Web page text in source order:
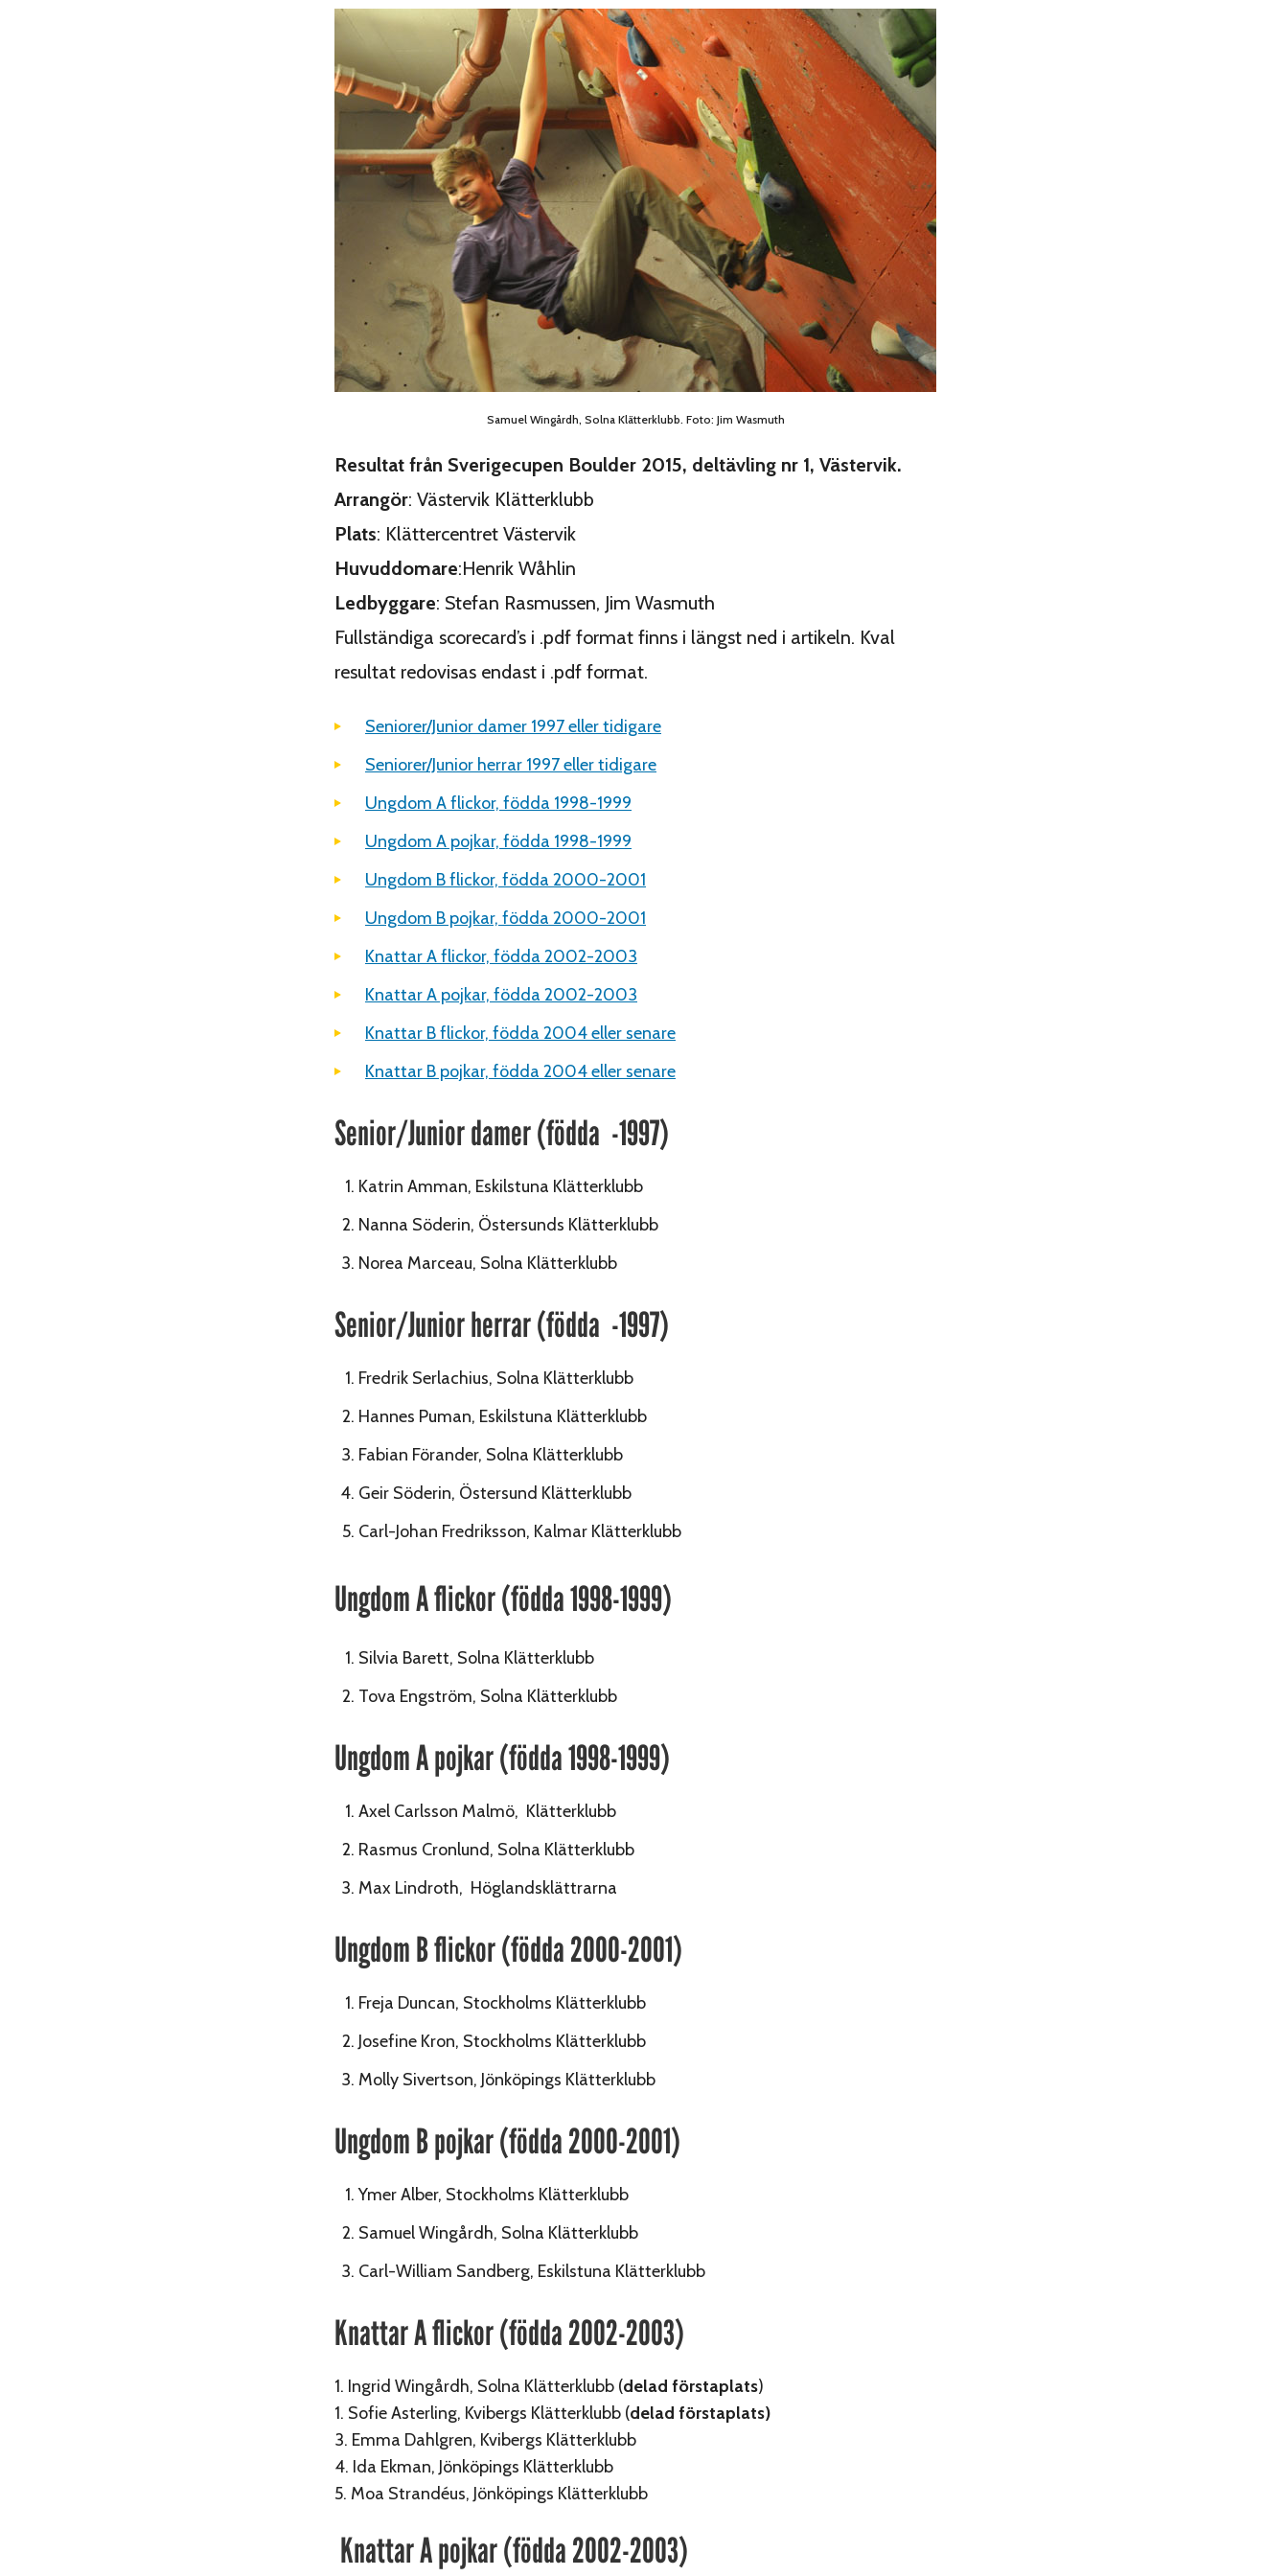
Samuel Wingårdh, Solna Klätterklubb. Foto: Jim Wasmuth
Resultat från Sverigecupen Boulder 2015, deltävling nr 1, Västervik.
Arrangör: Västervik Klätterklubb
Plats: Klättercentret Västervik
Huvuddomare:Henrik Wåhlin
Ledbyggare: Stefan Rasmussen, Jim Wasmuth
Fullständiga scorecard’s i .pdf format finns i längst ned i artikeln. Kval
resultat redovisas endast i .pdf format.
Seniorer/Junior damer 1997 eller tidigare
Seniorer/Junior herrar 1997 eller tidigare
Ungdom A flickor, födda 1998-1999
Ungdom A pojkar, födda 1998-1999
Ungdom B flickor, födda 2000-2001
Ungdom B pojkar, födda 2000-2001
Knattar A flickor, födda 2002-2003
Knattar A pojkar, födda 2002-2003
Knattar B flickor, födda 2004 eller senare
Knattar B pojkar, födda 2004 eller senare
Senior/Junior damer (födda -1997)
Katrin Amman, Eskilstuna Klätterklubb
Nanna Söderin, Östersunds Klätterklubb
Norea Marceau, Solna Klätterklubb
Senior/Junior herrar (födda -1997)
Fredrik Serlachius, Solna Klätterklubb
Hannes Puman, Eskilstuna Klätterklubb
Fabian Förander, Solna Klätterklubb
Geir Söderin, Östersund Klätterklubb
Carl-Johan Fredriksson, Kalmar Klätterklubb
Ungdom A flickor (födda 1998-1999)
Silvia Barett, Solna Klätterklubb
Tova Engström, Solna Klätterklubb
Ungdom A pojkar (födda 1998-1999)
Axel Carlsson Malmö, Klätterklubb
Rasmus Cronlund, Solna Klätterklubb
Max Lindroth, Höglandsklättrarna
Ungdom B flickor (födda 2000-2001)
Freja Duncan, Stockholms Klätterklubb
Josefine Kron, Stockholms Klätterklubb
Molly Sivertson, Jönköpings Klätterklubb
Ungdom B pojkar (födda 2000-2001)
Ymer Alber, Stockholms Klätterklubb
Samuel Wingårdh, Solna Klätterklubb
Carl-William Sandberg, Eskilstuna Klätterklubb
Knattar A flickor (födda 2002-2003)
1. Ingrid Wingårdh, Solna Klätterklubb (delad förstaplats)
1. Sofie Asterling, Kvibergs Klätterklubb (delad förstaplats)
3. Emma Dahlgren, Kvibergs Klätterklubb
4. Ida Ekman, Jönköpings Klätterklubb
5. Moa Strandéus, Jönköpings Klätterklubb
Knattar A pojkar (födda 2002-2003)